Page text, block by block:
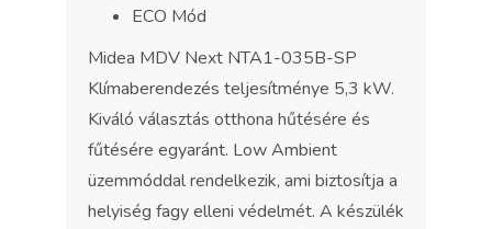
ECO Mód
Midea MDV Next NTA1-035B-SP
Klímaberendezés teljesítménye 5,3 kW.
Kiváló választás otthona hűtésére és
fűtésére egyaránt. Low Ambient
üzemmóddal rendelkezik, ami biztosítja a
helyiség fagy elleni védelmét. A készülék